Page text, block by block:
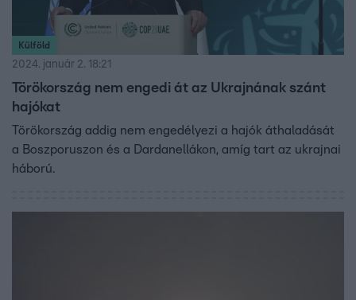
Külföld
2024. január 2. 18:21
Törökország nem engedi át az Ukrajnának szánt
hajókat
Törökország addig nem engedélyezi a hajók áthaladását
a Boszporuszon és a Dardanellákon, amíg tart az ukrajnai
háború.